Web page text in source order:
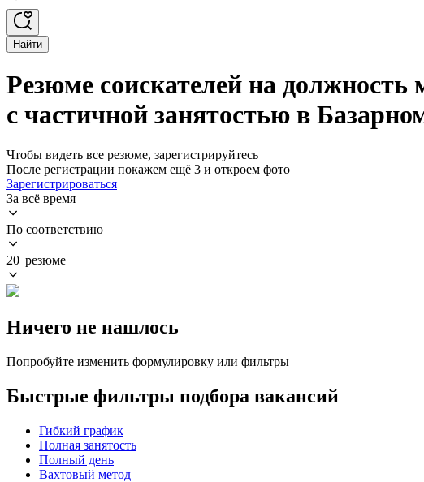
Найти
Резюме соискателей на
с частичной занятостью в
Чтобы видеть все резюме, зарегистрируйтесь
После регистрации покажем ещё 3 и откроем фото
Зарегистрироваться
За всё время
По соответствию
20 резюме
Ничего не нашлось
Попробуйте изменить формулировку или фильтры
Быстрые фильтры подбора вакансий
Гибкий график
Полная занятость
Полный день
Вахтовый метод